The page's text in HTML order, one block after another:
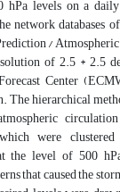
levels on a
network databases
/
of 2.5 * 2.5
Center
The hierarchical
were
the level of 500
that caused the